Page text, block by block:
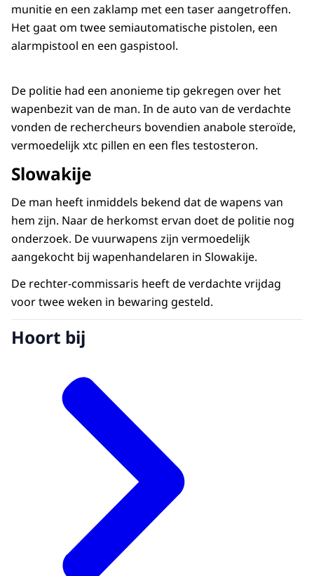
munitie en een zaklamp met een taser aangetroffen.
Het gaat om twee semiautomatische pistolen, een
alarmpistool en een gaspistool.
De politie had een anonieme tip gekregen over het
wapenbezit van de man. In de auto van de verdachte
vonden de rechercheurs bovendien anabole steroïde,
vermoedelijk xtc pillen en een fles testosteron.
Slowakije
De man heeft inmiddels bekend dat de wapens van
hem zijn. Naar de herkomst ervan doet de politie nog
onderzoek. De vuurwapens zijn vermoedelijk
aangekocht bij wapenhandelaren in Slowakije.
De rechter-commissaris heeft de verdachte vrijdag
voor twee weken in bewaring gesteld.
Hoort bij